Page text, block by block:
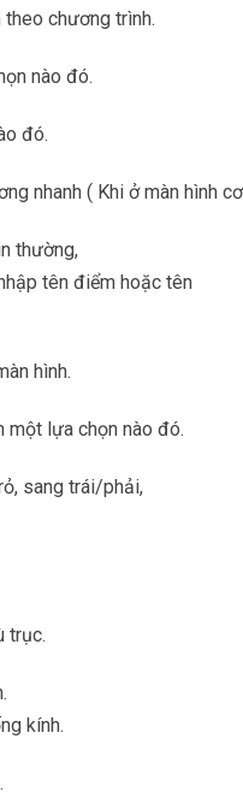
chương trình.
nào đó.
đó.
nhanh ( Khi ở màn hình
thường,
tên điểm hoặc tên
hình.
một lựa chọn nào đó.
sang trái/phải,
trục.
kính.